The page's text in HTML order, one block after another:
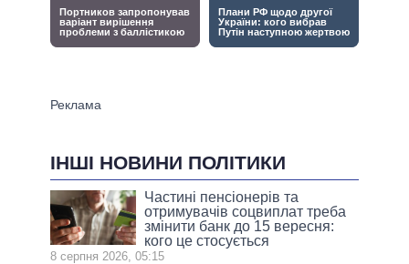
ІНШІ НОВИНИ ПОЛІТИКИ
Частині пенсіонерів та
отримувачів соцвиплат треба
змінити банк до 15 вересня:
кого це стосується
8 серпня 2026, 05:15